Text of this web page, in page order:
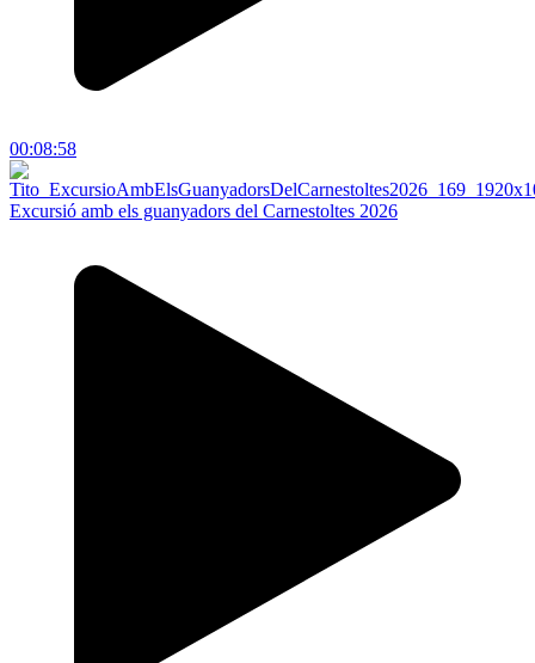
00:08:58
Excursió amb els guanyadors del Carnestoltes 2026